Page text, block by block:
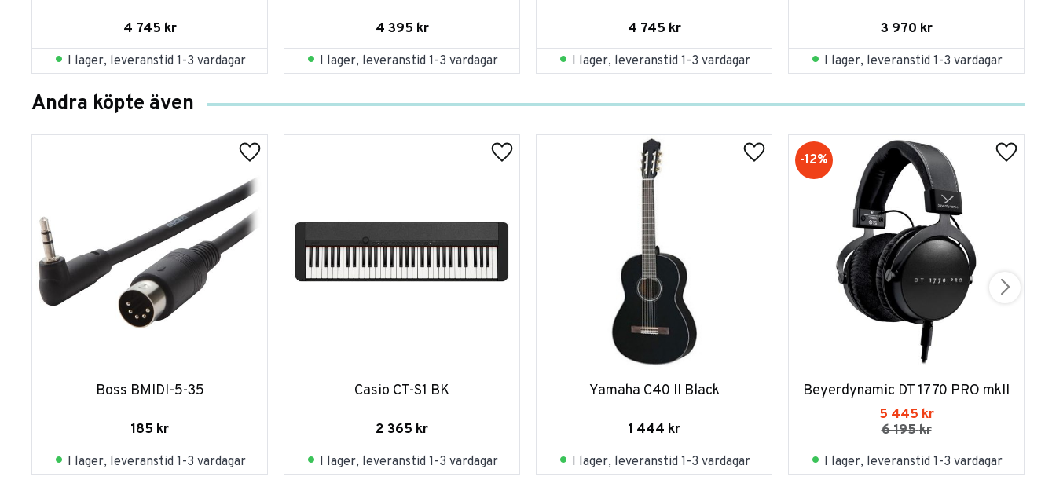
4 745 kr
I lager, leveranstid 1-3 vardagar
4 395 kr
I lager, leveranstid 1-3 vardagar
4 745 kr
I lager, leveranstid 1-3 vardagar
3 970 kr
I lager, leveranstid 1-3 vardagar
Andra köpte även
Boss BMIDI-5-35
185 kr
I lager, leveranstid 1-3 vardagar
Casio CT-S1 BK
2 365 kr
I lager, leveranstid 1-3 vardagar
Yamaha C40 II Black
1 444 kr
I lager, leveranstid 1-3 vardagar
Beyerdynamic DT 1770 PRO mkII
5 445 kr
6 195kr
12%
I lager, leveranstid 1-3 vardagar